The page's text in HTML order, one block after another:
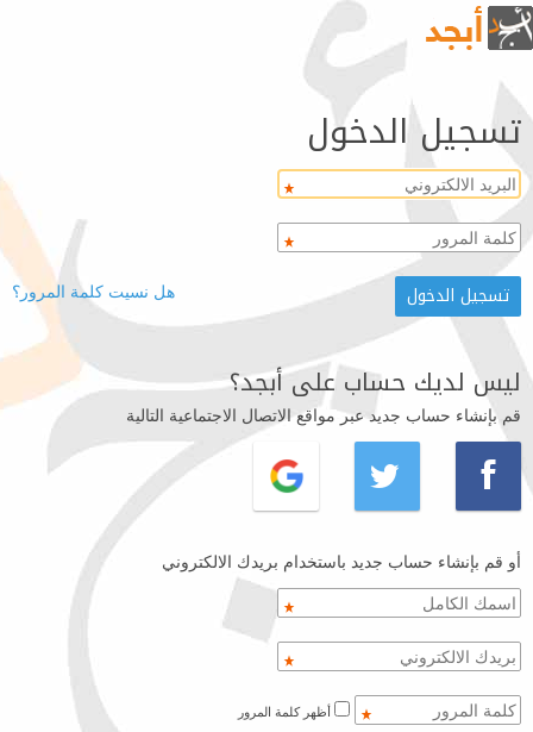
تسجيل الدخول
هل نسيت كلمة المرور؟
ليس لديك حساب على أبجد؟
قم بإنشاء حساب جديد عبر مواقع الاتصال الاجتماعية التالية
أو قم بإنشاء حساب جديد باستخدام بريدك الالكتروني